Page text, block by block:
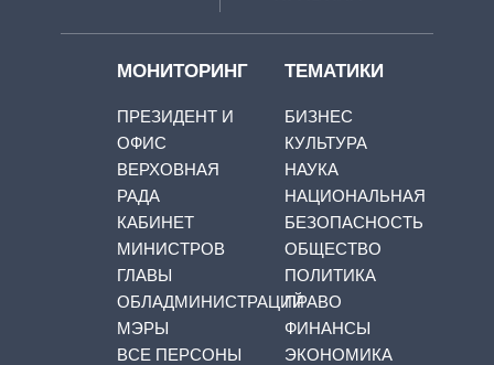
МОНИТОРИНГ
ПРЕЗИДЕНТ И
ОФИС
ВЕРХОВНАЯ
РАДА
КАБИНЕТ
МИНИСТРОВ
ГЛАВЫ
ОБЛАДМИНИСТРАЦИЙ
МЭРЫ
ВСЕ ПЕРСОНЫ
ТЕМАТИКИ
БИЗНЕС
КУЛЬТУРА
НАУКА
НАЦИОНАЛЬНАЯ
БЕЗОПАСНОСТЬ
ОБЩЕСТВО
ПОЛИТИКА
ПРАВО
ФИНАНСЫ
ЭКОНОМИКА